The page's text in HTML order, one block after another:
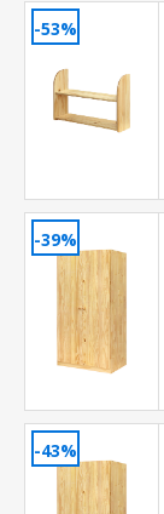
-53%
-39%
-43%